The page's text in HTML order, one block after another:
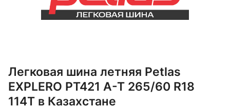
Легковая шина летняя Petlas
EXPLERO PT421 A-T 265/60 R18
114T в Казахстане